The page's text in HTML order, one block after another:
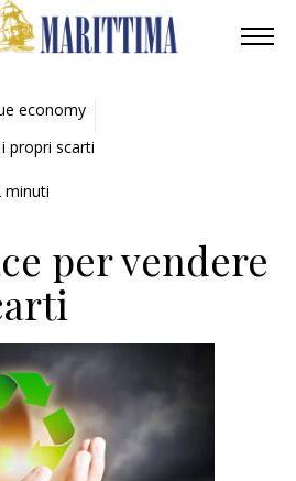
economy
propri scarti
minuti
per vendere